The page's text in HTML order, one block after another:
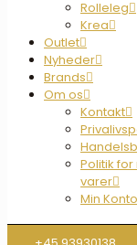
Rolleleg
Krea
Outlet
Nyheder
Brands
Om os
Kontakt
Politik
varer
Min Konto